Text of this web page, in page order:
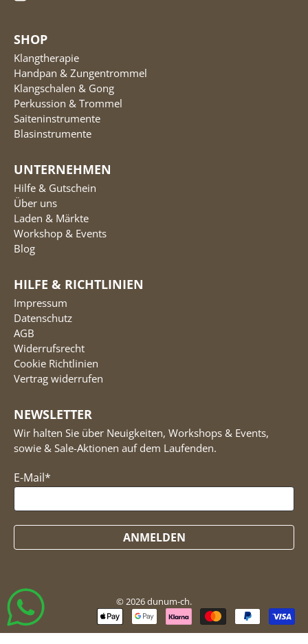
SHOP
Klangtherapie
Handpan & Zungentrommel
Klangschalen & Gong
Perkussion & Trommel
Saiteninstrumente
Blasinstrumente
UNTERNEHMEN
Hilfe & Gutschein
Über uns
Laden & Märkte
Workshop & Events
Blog
HILFE & RICHTLINIEN
Impressum
Datenschutz
AGB
Widerrufsrecht
Cookie Richtlinien
Vertrag widerrufen
NEWSLETTER
Wir halten Sie über Neuigkeiten, Workshops & Events,
sowie & Sale-Aktionen auf dem Laufenden.
E-Mail*
ANMELDEN
© 2026dunum-ch.